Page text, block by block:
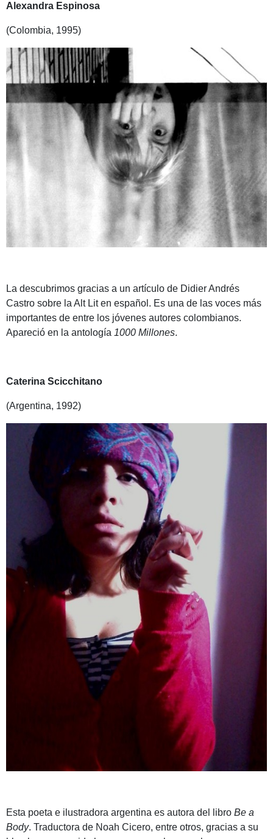
Alexandra Espinosa
(Colombia, 1995)
La descubrimos gracias a un artículo de Didier Andrés
Castro sobre la Alt Lit en español. Es una de las voces más
importantes de entre los jóvenes autores colombianos.
Apareció en la antología 1000 Millones.
Caterina Scicchitano
(Argentina, 1992)
Esta poeta e ilustradora argentina es autora del libro Be a
Body. Traductora de Noah Cicero, entre otros, gracias a su